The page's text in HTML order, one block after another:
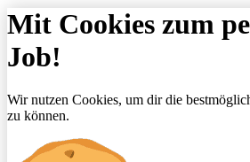
Mit Cookies zum
Job!
Wir nutzen Cookies, um dir die
zu können.